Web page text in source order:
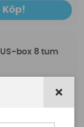
Köp!
box 8 tum